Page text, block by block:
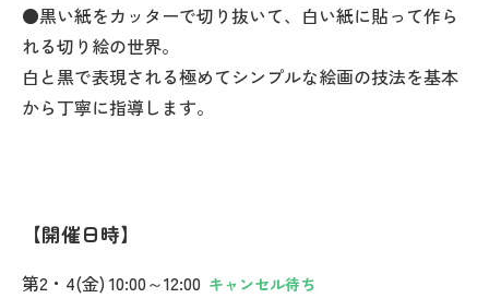
●黒い紙をカッターで切り抜いて、白い紙に貼って作ら
れる切り絵の世界。
白と黒で表現される極めてシンプルな絵画の技法を基本
から丁寧に指導します。
開催日時
第2・4(金) 10:00～12:00 キャンセル待ち